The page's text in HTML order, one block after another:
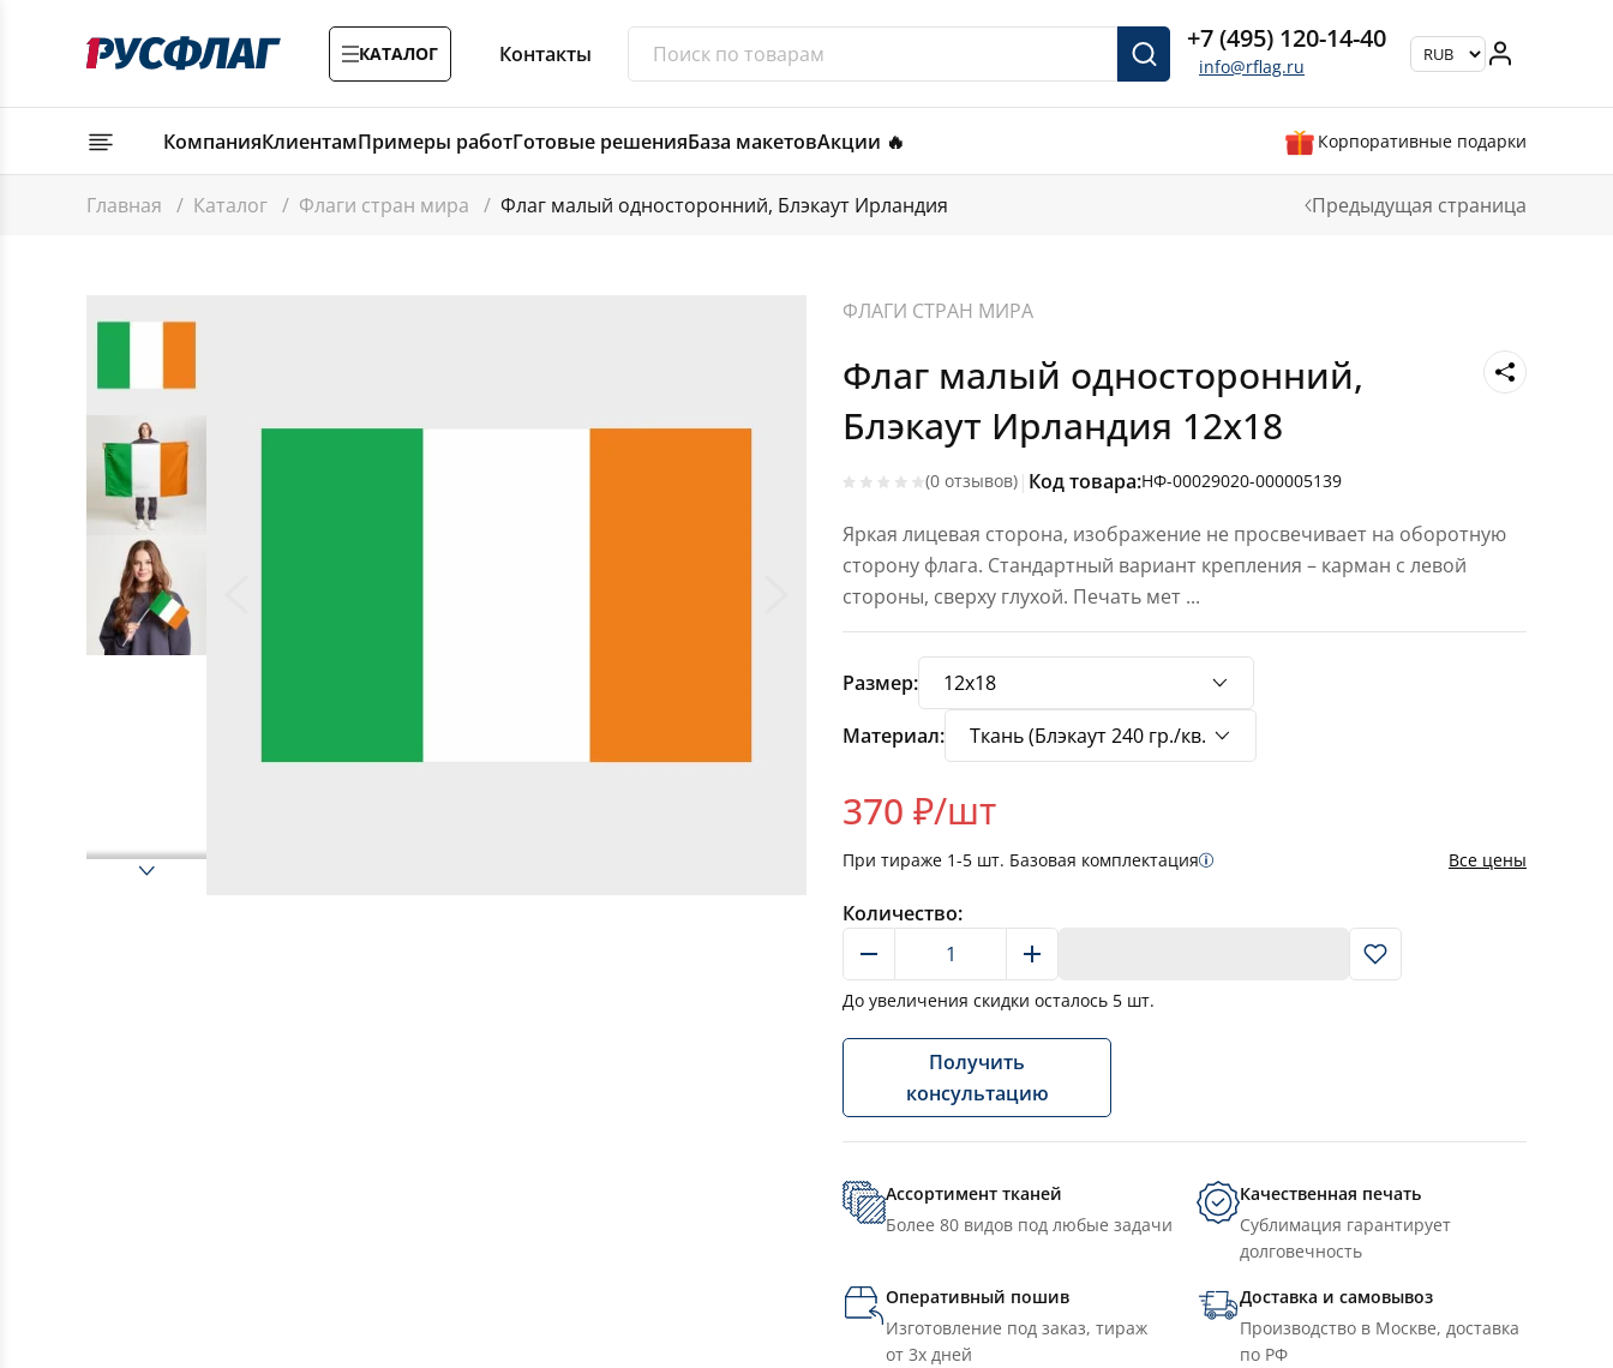
КАТАЛОГ Контакты +7 (495) 120-14-40
info@rflag.ru
КомпанияКлиентамПримеры работГотовые решенияБаза макетовАкции 🔥 Корпоративные подарки
Главная / Каталог / Флаги стран мира / Флаг малый односторонний, Блэкаут Ирландия Предыдущая страница
ФЛАГИ СТРАН МИРА
Флаг малый односторонний,
Блэкаут Ирландия 12х18
(0 отзывов) | Код товара:НФ-00029020-000005139
Яркая лицевая сторона, изображение не просвечивает на оборотную
сторону флага. Стандартный вариант крепления – карман с левой
стороны, сверху глухой. Печать мет ...
Размер:
Материал:
370 ₽/шт
При тираже 1-5 шт. Базовая комплектация Все цены
Количество:
До увеличения скидки осталось 5 шт.
Получить
консультацию
Ассортимент тканей
Более 80 видов под любые задачи
Качественная печать
Сублимация гарантирует
долговечность
Оперативный пошив
Изготовление под заказ, тираж
от 3х дней
Доставка и самовывоз
Производство в Москве, доставка
по РФ